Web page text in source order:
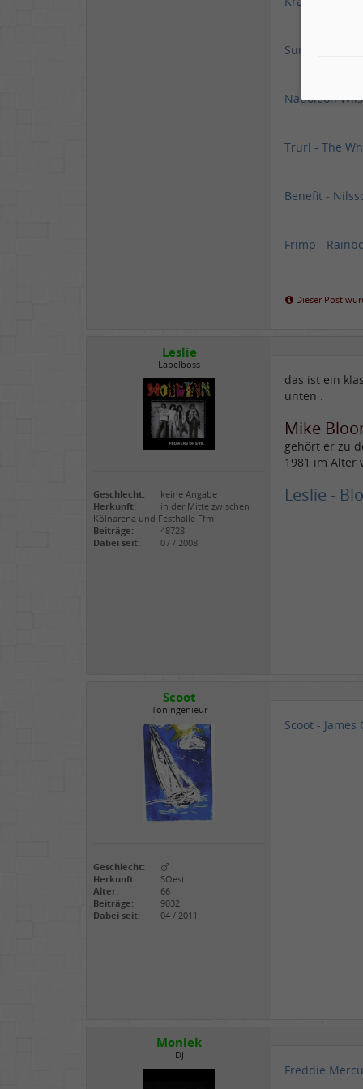
Sunny - Jimi
Napoleon
Trurl - The
Benefit -
Frimp -
Dieser Post
Leslie
Labelboss
Geschlecht:
keine Angabe
Herkunft:
in der Mitte zwischen
Kölnarena und Festhalle Ffm
Beiträge:
48728
Dabei seit:
07 / 2008
das ist ein
unten :
Mike
gehört er zu
1981 im Alter
Leslie -
Scoot
Toningenieur
Geschlecht:
Herkunft:
SOest
Alter:
66
Beiträge:
9032
Dabei seit:
04 / 2011
Scoot - James
Moniek
DJ
Freddie